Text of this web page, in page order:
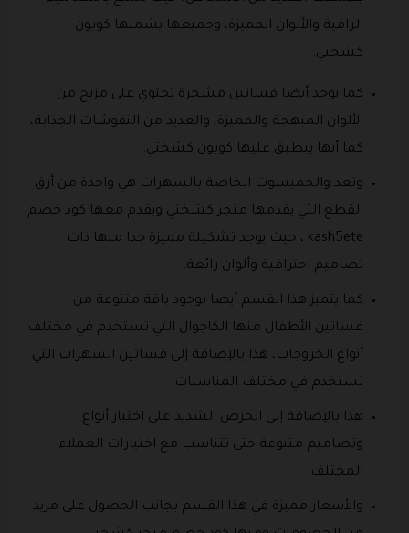
الراقية والألوان المميزة، وجميعها يشملها كوبون
كشختي.
كما يوجد أيضا فساتين مشجرة تحتوي على مزيج من
الألوان المبهجة والمميزة، والعديد من النقوشات الجذابة،
كما أنها ينطبق عليها كوبون كشختي.
وتعد والجمبسوت الخاصة بالسهرات هي واحدة من أرق
القطع التي يقدمها متجر كشختي ويقدم معها كود خصم
kash5ete ، حيث يوجد تشكيلة مميزة جدا منها ذات
تصاميم احترافية وألوان رائعة.
كما يتميز هذا القسم أيضا بوجود باقة متنوعة من
فساتين الأطفال منها الكاجوال التي تستخدم في مختلف
أنواع الخروجات، هذا بالإضافة إلى فساتين السهرات التي
تستخدم في مختلف المناسبات.
هذا بالإضافة إلى الحرص الشديد على اختبار أنواع
وتصاميم متنوعة حتى تتناسب مع اختيارات العملاء
المختلف.
والأسعار مميزة في هذا القسم بجانب الحصول على مزيد